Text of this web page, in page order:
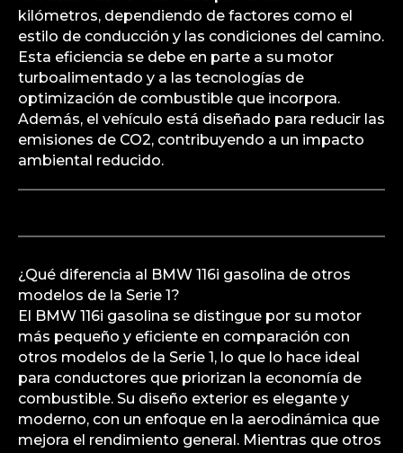
kilómetros, dependiendo de factores como el
estilo de conducción y las condiciones del camino.
Esta eficiencia se debe en parte a su motor
turboalimentado y a las tecnologías de
optimización de combustible que incorpora.
Además, el vehículo está diseñado para reducir las
emisiones de CO2, contribuyendo a un impacto
ambiental reducido.
¿Qué diferencia al BMW 116i gasolina de otros
modelos de la Serie 1?
El BMW 116i gasolina se distingue por su motor
más pequeño y eficiente en comparación con
otros modelos de la Serie 1, lo que lo hace ideal
para conductores que priorizan la economía de
combustible. Su diseño exterior es elegante y
moderno, con un enfoque en la aerodinámica que
mejora el rendimiento general. Mientras que otros